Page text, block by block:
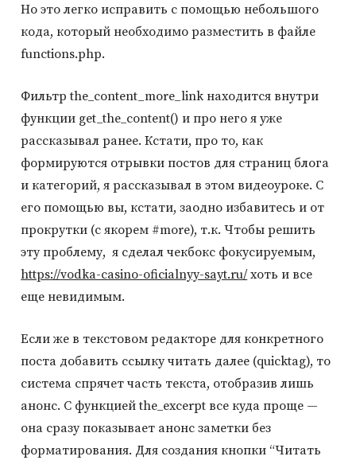
Но это легко исправить с помощью небольшого
кода, который необходимо разместить в файле
functions.php.
Фильтр the_content_more_link находится внутри
функции get_the_content() и про него я уже
рассказывал ранее. Кстати, про то, как
формируются отрывки постов для страниц блога
и категорий, я рассказывал в этом видеоуроке. С
его помощью вы, кстати, заодно избавитесь и от
прокрутки (с якорем #more), т.к. Чтобы решить
эту проблему, я сделал чекбокс фокусируемым,
https://vodka-casino-oficialnyy-sayt.ru/ хоть и все
еще невидимым.
Если же в текстовом редакторе для конкретного
поста добавить ссылку читать далее (quicktag), то
система спрячет часть текста, отобразив лишь
анонс. С функцией the_excerpt все куда проще —
она сразу показывает анонс заметки без
форматирования. Для создания кнопки “Читать